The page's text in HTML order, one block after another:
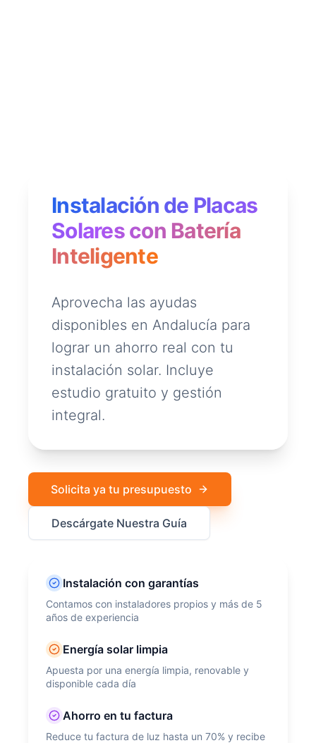
Instalación de Placas
Solares con Batería
Inteligente
Aprovecha las ayudas
disponibles en Andalucía para
lograr un ahorro real con tu
instalación solar. Incluye
estudio gratuito y gestión
integral.
Solicita ya tu presupuesto
Descárgate Nuestra Guía
Instalación con garantías
Contamos con instaladores propios y más de 5
años de experiencia
Energía solar limpia
Apuesta por una energía limpia, renovable y
disponible cada día
Ahorro en tu factura
Reduce tu factura de luz hasta un 70% y recibe